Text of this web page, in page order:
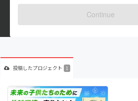
Continue
出身国：日本 出身地：岡山県
岡山県津山市在住 環境コンサルタント 著書:
そうじ〜わたしから始める環境革命〜」
投稿したプロジェクト 1